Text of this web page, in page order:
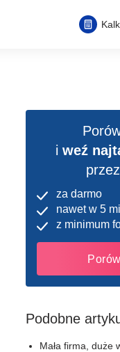
iweź
za darmo
nawet w 5
z minimum
Podobne
Mała firma, duże